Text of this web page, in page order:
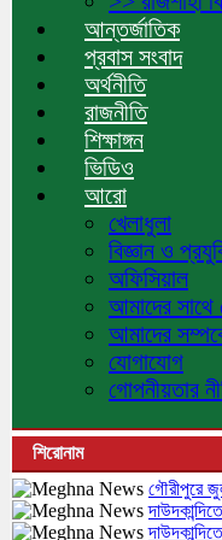
আন্তর্জাতিক
প্রবাস সংবাদ
অর্থনীতি
রাজনীতি
শিক্ষাঙ্গন
ভিডিও
আরো
খেলাধুলা
বিজ্ঞান ও
অফিসিয়াল
আমাদের সাথে
আমাদের
যোগাযোগ
গোপনীয়তার
শিরোনাম
গৌরীপুরে